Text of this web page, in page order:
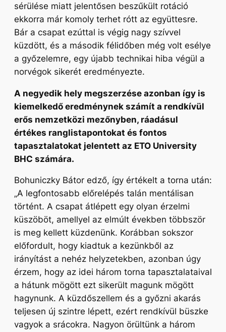
sérülése miatt jelentősen beszűkült rotáció
ekkorra már komoly terhet rótt az együttesre.
Bár a csapat ezúttal is végig nagy szívvel
küzdött, és a második félidőben még volt esélye
a győzelemre, egy újabb technikai hiba végül a
norvégok sikerét eredményezte.
A negyedik hely megszerzése azonban így is
kiemelkedő eredménynek számít a rendkívül
erős nemzetközi mezőnyben, ráadásul
értékes ranglistapontokat és fontos
tapasztalatokat jelentett az ETO University
BHC számára.
Bohuniczky Bátor edző, így értékelt a torna után:
„A legfontosabb előrelépés talán mentálisan
történt. A csapat átlépett egy olyan érzelmi
küszöböt, amellyel az elmúlt években többször
is meg kellett küzdenünk. Korábban sokszor
előfordult, hogy kiadtuk a kezünkből az
irányítást a nehéz helyzetekben, azonban úgy
érzem, hogy az idei három torna tapasztalataival
a hátunk mögött ezt sikerült magunk mögött
hagynunk. A küzdőszellem és a győzni akarás
teljesen új szintre lépett, ezért rendkívül büszke
vagyok a srácokra. Nagyon örültünk a három